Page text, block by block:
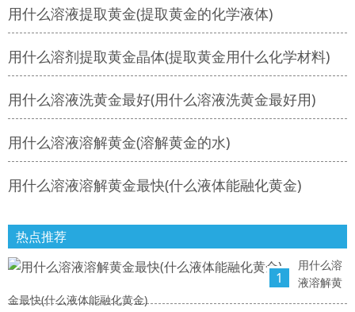
用什么溶液提取黄金(提取黄金的化学液体)
用什么溶剂提取黄金晶体(提取黄金用什么化学材料)
用什么溶液洗黄金最好(用什么溶液洗黄金最好用)
用什么溶液溶解黄金(溶解黄金的水)
用什么溶液溶解黄金最快(什么液体能融化黄金)
热点推荐
1
用什么溶
液溶解黄
金最快(什么液体能融化黄金)